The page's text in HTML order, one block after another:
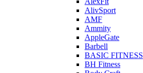
AlivSport
AMF
Ammity
AppleGate
Barbell
BASIC FITNESS
BH Fitness